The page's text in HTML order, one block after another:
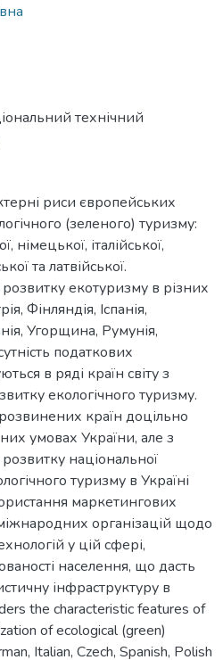
технічний
риси європейських
(зеленого) туризму:
німецької, італійської,
та латвійської.
екотуризму в різних
Фінляндія, Іспанія,
Угорщина, Румунія,
податкових
в ряді країн світу з
екологічного туризму.
країн доцільно
умовах України, але з
національної
туризму в Україні
маркетингових
організацій щодо
у цій сфері,
населення, що дасть
інфраструктуру в
the characteristic features of
of ecological (green)
Italian, Czech, Spanish, Polish